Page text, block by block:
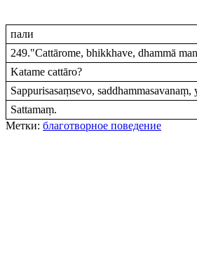
пали
249."Cattārome, bhikkhave, dhammā
Katame cattāro?
Sappurisasaṃsevo,
Sattamaṃ.
Метки: благотворное поведение